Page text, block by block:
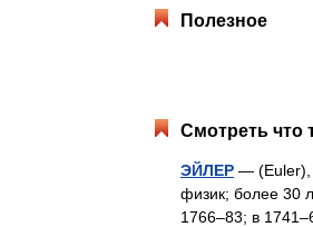
Полезное
Смотреть что
ЭЙЛЕР — (Euler),
физик; более 30
1766–83; в